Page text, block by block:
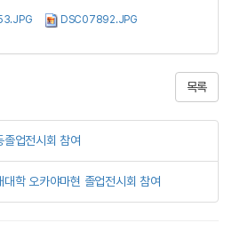
DSC07892.JPG
목록
업전시회 참여
학 오카야마현 졸업전시회 참여